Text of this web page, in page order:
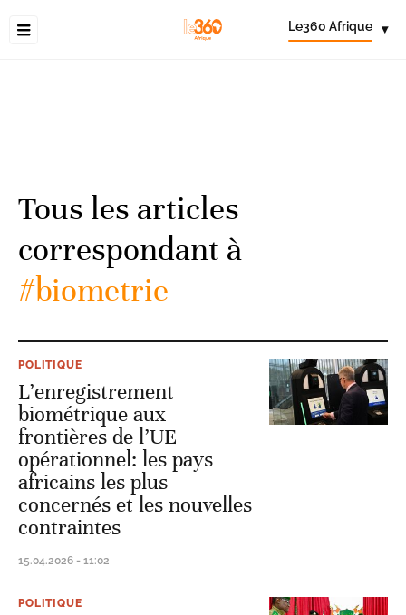
Le360 Afrique ▾
Tous les articles
correspondant à
#biometrie
POLITIQUE
L’enregistrement
biométrique aux
frontières de l’UE
opérationnel: les pays
africains les plus
concernés et les nouvelles
contraintes
15.04.2026 - 11:02
POLITIQUE